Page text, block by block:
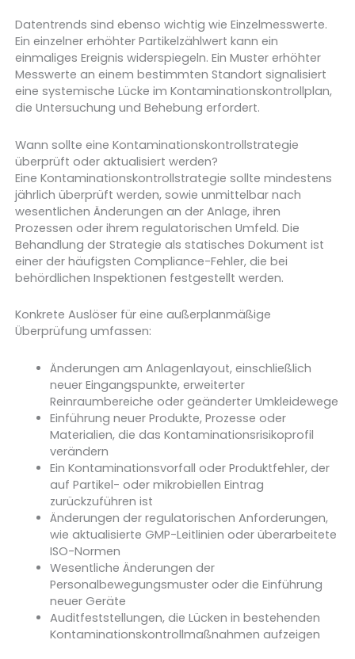
Datentrends sind ebenso wichtig wie Einzelmesswerte.
Ein einzelner erhöhter Partikelzählwert kann ein
einmaliges Ereignis widerspiegeln. Ein Muster erhöhter
Messwerte an einem bestimmten Standort signalisiert
eine systemische Lücke im Kontaminationskontrollplan,
die Untersuchung und Behebung erfordert.
Wann sollte eine Kontaminationskontrollstrategie
überprüft oder aktualisiert werden?
Eine Kontaminationskontrollstrategie sollte mindestens
jährlich überprüft werden, sowie unmittelbar nach
wesentlichen Änderungen an der Anlage, ihren
Prozessen oder ihrem regulatorischen Umfeld. Die
Behandlung der Strategie als statisches Dokument ist
einer der häufigsten Compliance-Fehler, die bei
behördlichen Inspektionen festgestellt werden.
Konkrete Auslöser für eine außerplanmäßige
Überprüfung umfassen:
Änderungen am Anlagenlayout, einschließlich
neuer Eingangspunkte, erweiterter
Reinraumbereiche oder geänderter Umkleidewege
Einführung neuer Produkte, Prozesse oder
Materialien, die das Kontaminationsrisikoprofil
verändern
Ein Kontaminationsvorfall oder Produktfehler, der
auf Partikel- oder mikrobiellen Eintrag
zurückzuführen ist
Änderungen der regulatorischen Anforderungen,
wie aktualisierte GMP-Leitlinien oder überarbeitete
ISO-Normen
Wesentliche Änderungen der
Personalbewegungsmuster oder die Einführung
neuer Geräte
Auditfeststellungen, die Lücken in bestehenden
Kontaminationskontrollmaßnahmen aufzeigen